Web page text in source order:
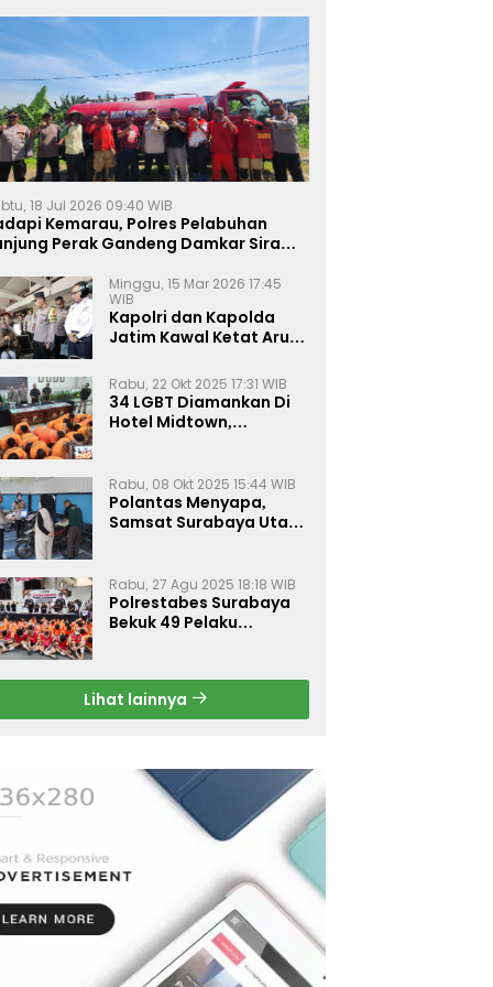
18 Jul 2026 09:40 WIB
Kemarau, Polres Pelabuhan
Perak Gandeng Damkar Siram
Minggu, 15 Mar 2026 17:45
WIB
Kapolri dan Kapolda
Jatim Kawal Ketat Arus
Rabu, 22 Okt 2025 17:31 WIB
34 LGBT Diamankan Di
Hotel Midtown,
Rabu, 08 Okt 2025 15:44 WIB
Polantas Menyapa,
Samsat Surabaya Utara
Rabu, 27 Agu 2025 18:18 WIB
Polrestabes Surabaya
Bekuk 49 Pelaku
Gratis
Lihat lainnya